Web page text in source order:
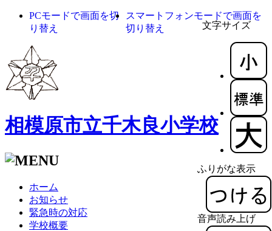
文字サイズ
ふりがな表示
音声読み上げ
PCモードで画面を切
り替え
スマートフォンモードで画面を
切り替え
相模原市立千木良小学校
ホーム
お知らせ
緊急時の対応
学校概要